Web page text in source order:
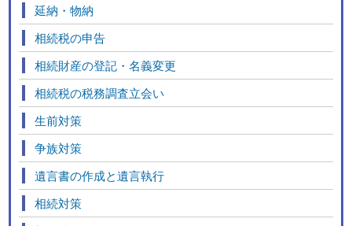
延納・物納
相続税の申告
相続財産の登記・名義変更
相続税の税務調査立会い
生前対策
争族対策
遺言書の作成と遺言執行
相続対策